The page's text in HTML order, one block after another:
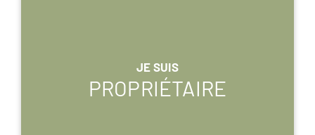
JE SUIS
PROPRIÉTAIRE